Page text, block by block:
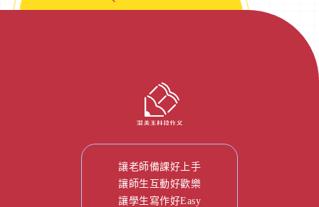
讓老師備課好上手
讓師生互動好歡樂
讓學生寫作好Easy